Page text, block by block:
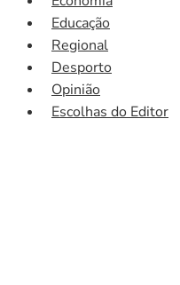
Educação
Regional
Desporto
Opinião
Escolhas do Editor